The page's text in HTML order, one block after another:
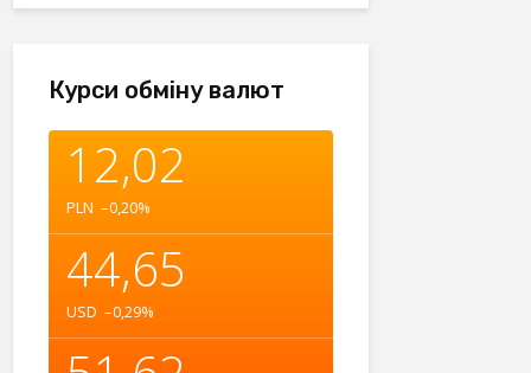
Курси обміну валют
12,02
PLN –0,20%
44,65
USD –0,29%